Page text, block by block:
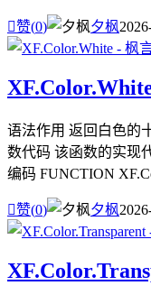
赞(0) 夕枫
语法作用 返回白色的
数代码 该函数的实现
编码 FUNCTION
赞(0) 夕枫